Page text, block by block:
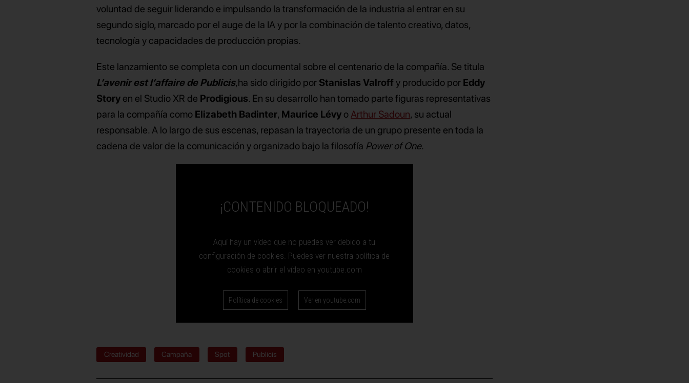
voluntad de seguir liderando e impulsando la transformación de la industria al entrar en su
segundo siglo, marcado por el auge de la IA y por la combinación de talento creativo, datos,
tecnología y capacidades de producción propias.
Este lanzamiento se completa con un documental sobre el centenario de la compañía. Se titula
L’avenir est l’affaire de Publicis,ha sido dirigido por Stanislas Valroff y producido por Eddy
Story en el Studio XR de Prodigious. En su desarrollo han tomado parte figuras representativas
para la compañía como Elizabeth Badinter, Maurice Lévy o Arthur Sadoun, su actual
responsable. A lo largo de sus escenas, repasan la trayectoria de un grupo presente en toda la
cadena de valor de la comunicación y organizado bajo la filosofía Power of One.
¡CONTENIDO BLOQUEADO!
Aquí hay un vídeo que no puedes ver debido a tu
configuración de cookies. Puedes ver nuestra política de
cookies o abrir el vídeo en youtube.com
Política de cookies Ver en youtube.com
Creatividad Campaña Spot Publicis